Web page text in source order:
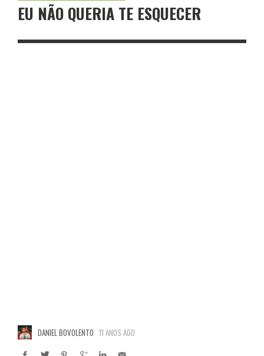
EU NÃO QUERIA TE ESQUECER
DANIEL BOVOLENTO 11 ANOS AGO